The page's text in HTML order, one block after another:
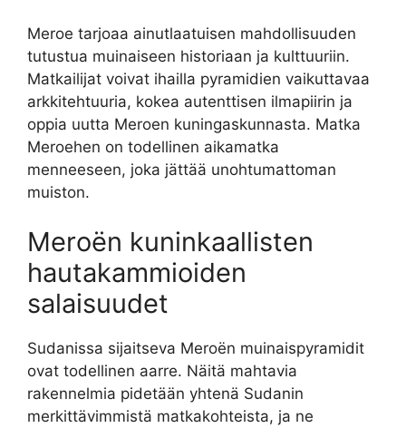
Meroe tarjoaa ainutlaatuisen mahdollisuuden
tutustua muinaiseen historiaan ja kulttuuriin.
Matkailijat voivat ihailla pyramidien vaikuttavaa
arkkitehtuuria, kokea autenttisen ilmapiirin ja
oppia uutta Meroen kuningaskunnasta. Matka
Meroehen on todellinen aikamatka
menneeseen, joka jättää unohtumattoman
muiston.
Meroën kuninkaallisten
hautakammioiden
salaisuudet
Sudanissa sijaitseva Meroën muinaispyramidit
ovat todellinen aarre. Näitä mahtavia
rakennelmia pidetään yhtenä Sudanin
merkittävimmistä matkakohteista, ja ne